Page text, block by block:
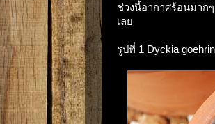
ช่วงนี้อากาศร้อนมาก
เลย
รูปที่ 1 Dyckia